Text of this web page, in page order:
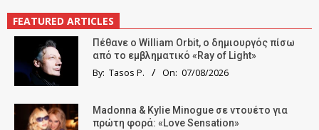
FEATURED ARTICLES
Πέθανε ο William Orbit, ο δημιουργός πίσω
από το εμβληματικό «Ray of Light»
By: Tasos P. On: 07/08/2026
Madonna & Kylie Minogue σε ντουέτο για
πρώτη φορά: «Love Sensation»